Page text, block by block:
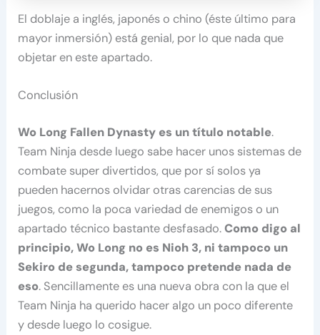
El doblaje a inglés, japonés o chino (éste último para
mayor inmersión) está genial, por lo que nada que
objetar en este apartado.
Conclusión
Wo Long Fallen Dynasty es un título notable.
Team Ninja desde luego sabe hacer unos sistemas de
combate super divertidos, que por sí solos ya
pueden hacernos olvidar otras carencias de sus
juegos, como la poca variedad de enemigos o un
apartado técnico bastante desfasado.Como digo al
principio, Wo Long no es Nioh 3, ni tampoco un
Sekiro de segunda, tampoco pretende nada de
eso. Sencillamente es una nueva obra con la que el
Team Ninja ha querido hacer algo un poco diferente
y desde luego lo cosigue.